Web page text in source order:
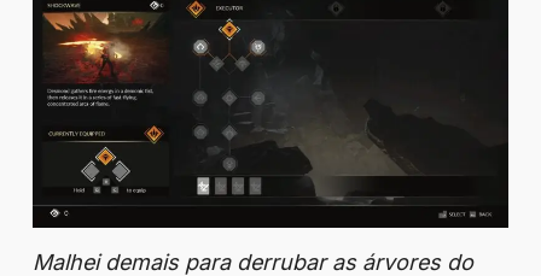
Malhei demais para derrubar as árvores do